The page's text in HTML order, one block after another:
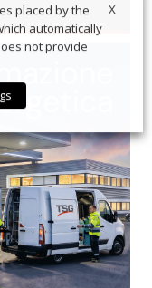
X
placed by the
automatically
not provide